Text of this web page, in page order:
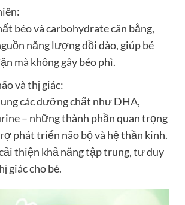
béo và carbohydrate cân bằng,
năng lượng dồi dào, giúp bé
mà không gây béo phì.
và thị giác:
các dưỡng chất như DHA,
– những thành phần quan trọng
phát triển não bộ và hệ thần kinh.
thiện khả năng tập trung, tư duy
giác cho bé.